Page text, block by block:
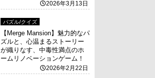
2026年3月13日
パズル/クイズ
【Merge Mansion】魅力的なパ
ズルと、心温まるストーリー
が織りなす、中毒性満点のホ
ームリノベーションゲーム！
2026年2月22日